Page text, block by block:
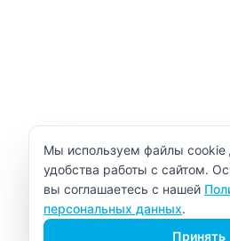
Уведомление об
Мы используем файлы cookie
удобства работы с сайтом.
вы соглашаетесь с нашей
персональных данных.
Принять